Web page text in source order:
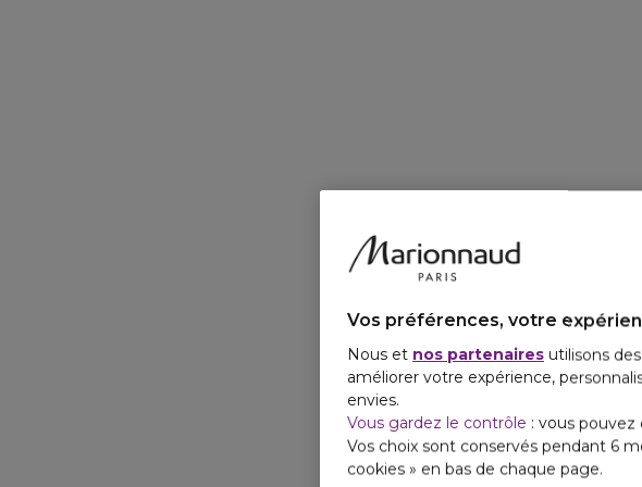
Vos préférences, votre
Nous et nos partenaires utilisons
améliorer votre expérience,
envies.
Vous gardez le contrôle : vous
Vos choix sont conservés pendant 6
cookies » en bas de chaque page.